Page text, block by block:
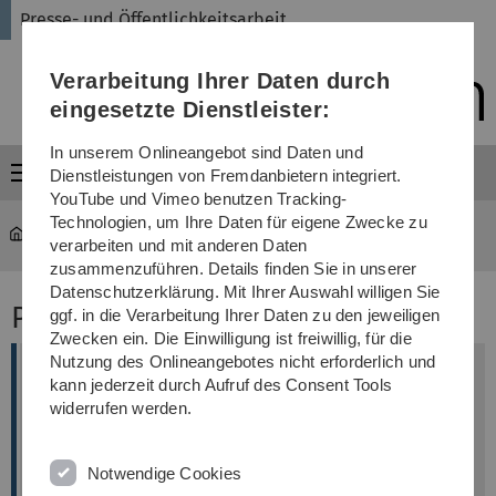
Direkt
Direkt
Direkt
(Sprache,
Drucken,
Media)
Direkt
Direkt
Presse- und Öffentlichkeitsarbeit
Menü
Universität ... Pressemitteilungen 2023
Pressemitteilungen 2023
Chronischer Stress ist schlecht für
gebrochene Knochen
Knochenbildung und Frakturheilung
hemmen
Verarbeitung Ihrer Daten durch
eingesetzte Dienstleister:
In unserem Onlineangebot sind Daten und
Dienstleistungen von Fremdanbietern integriert.
YouTube und Vimeo benutzen Tracking-
Technologien, um Ihre Daten für eigene Zwecke zu
verarbeiten und mit anderen Daten
zusammenzuführen. Details finden Sie in unserer
Datenschutzerklärung. Mit Ihrer Auswahl willigen Sie
ggf. in die Verarbeitung Ihrer Daten zu den jeweiligen
Zwecken ein. Die Einwilligung ist freiwillig, für die
Nutzung des Onlineangebotes nicht erforderlich und
kann jederzeit durch Aufruf des Consent Tools
widerrufen werden.
Notwendige Cookies